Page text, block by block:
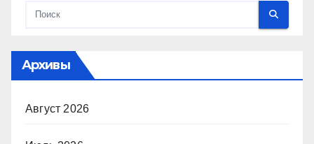
Архивы
Август 2026